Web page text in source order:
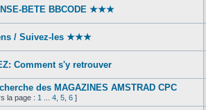
BETE BBCODE ★★★
/ Suivez-les ★★★
Comment s'y retrouver‎
des MAGAZINES AMSTRAD CPC
la page : 1 4 5 6 ]